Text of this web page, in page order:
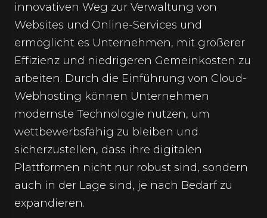
innovativen Weg zur Verwaltung von
Websites und Online-Services und
ermöglicht es Unternehmen, mit größerer
Effizienz und niedrigeren Gemeinkosten zu
arbeiten. Durch die Einführung von Cloud-
Webhosting können Unternehmen
modernste Technologie nutzen, um
wettbewerbsfähig zu bleiben und
sicherzustellen, dass ihre digitalen
Plattformen nicht nur robust sind, sondern
auch in der Lage sind, je nach Bedarf zu
expandieren.